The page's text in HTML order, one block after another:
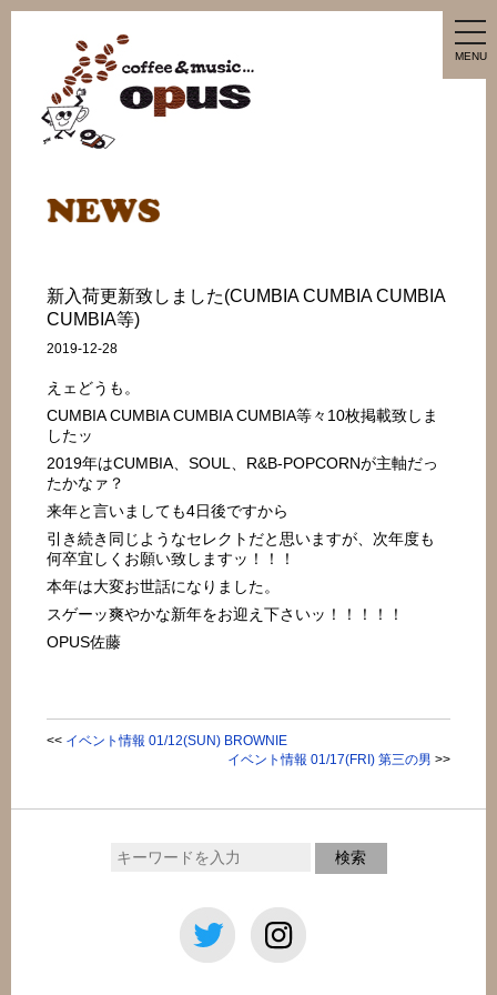
MENU
新入荷更新致しました(CUMBIA CUMBIA CUMBIA
CUMBIA等)
2019-12-28
えェどうも。
CUMBIA CUMBIA CUMBIA CUMBIA等々10枚掲載致しま
したッ
2019年はCUMBIA、SOUL、R&B-POPCORNが主軸だっ
たかなァ？
来年と言いましても4日後ですから
引き続き同じようなセレクトだと思いますが、次年度も
何卒宜しくお願い致しますッ！！！
本年は大変お世話になりました。
スゲーッ爽やかな新年をお迎え下さいッ！！！！！
OPUS佐藤
<< イベント情報 01/12(SUN) BROWNIE
イベント情報 01/17(FRI) 第三の男 >>